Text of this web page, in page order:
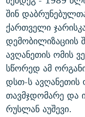
ᲐᲒᲕᲘᲡᲢᲝᲡ ᲝᲛᲘ
ПРИВЕТ ᲙᲣᲚᲢᲣᲠᲐ
შინ
ქართველი
დემობილიზაციის
ავღანეთის ომის
სწორედ ამ
დსთ-ს ავღანეთის
თავმჯდომარე და
რუსლან აუშევი.